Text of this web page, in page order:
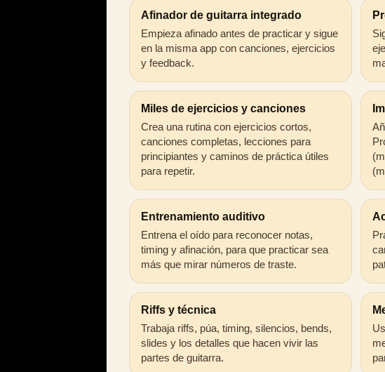
Afinador de guitarra integrado
Empieza afinado antes de practicar y sigue
en la misma app con canciones, ejercicios
y feedback.
Miles de ejercicios y canciones
Crea una rutina con ejercicios cortos,
canciones completas, lecciones para
principiantes y caminos de práctica útiles
para repetir.
Entrenamiento auditivo
Entrena el oído para reconocer notas,
timing y afinación, para que practicar sea
más que mirar números de traste.
Riffs y técnica
Trabaja riffs, púa, timing, silencios, bends,
slides y los detalles que hacen vivir las
partes de guitarra.